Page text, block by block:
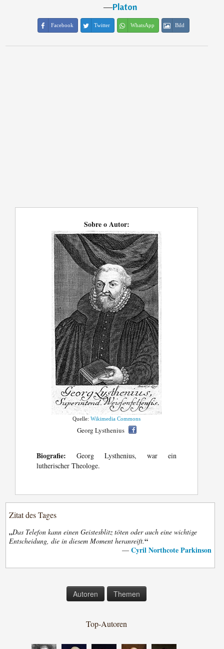
―Platon
Facebook Twitter WhatsApp Bild
Sobre o Autor:
Quelle:Wikimedia Commons
Georg Lysthenius
Biografie: Georg Lysthenius, war ein
lutherischer Theologe.
Zitat des Tages
„Das Telefon kann einen Geistesblitz töten oder auch eine wichtige
Entscheidung, die in diesem Moment heranreift.“
— Cyril Northcote Parkinson
Autoren Themen
Top-Autoren